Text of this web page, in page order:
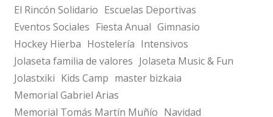
El Rincón Solidario Escuelas Deportivas
Eventos Sociales Fiesta Anual Gimnasio
Hockey Hierba Hostelería Intensivos
Jolaseta familia de valores Jolaseta Music & Fun
Jolastxiki Kids Camp master bizkaia
Memorial Gabriel Arias
Memorial Tomás Martín Muñío Navidad